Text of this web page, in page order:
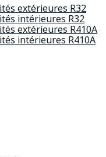
extérieures R32
intérieures R32
extérieures R410A
intérieures R410A